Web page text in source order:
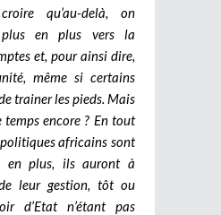
qu’au-delà, on
plus en plus vers la
et, pour ainsi dire,
même si certains
trainer les pieds. Mais
encore ? En tout
africains sont
en plus, ils auront à
leur gestion, tôt ou
d’Etat n’étant pas